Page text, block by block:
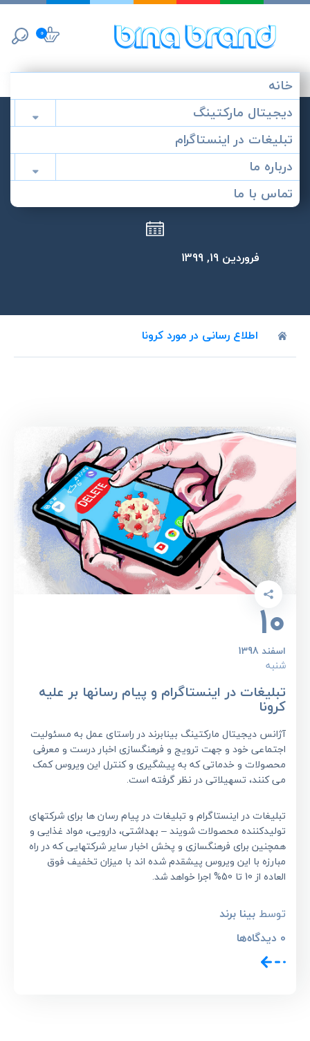
پرش
خانه
دیجیتال مارکتینگ

تبلیغات در اینستاگرام
درباره ما

تماس با ما
0
برچسب:اطلاع رسانی در مورد کرونا
فروردین 19, 1399
اطلاع رسانی در مورد کرونا
10
اسفند 1398
شنبه
تبلیغات در اینستاگرام و پیام رسانها بر علیه
کرونا
آژانس دیجیتال مارکتینگ بینابرند در راستای عمل به مسئولیت
اجتماعی خود و جهت ترویج و فرهنگسازی اخبار درست و معرفی
محصولات و خدماتی که به پیشگیری و کنترل این ویروس کمک
می کنند، تسهیلاتی در نظر گرفته است.
تبلیغات در اینستاگرام و تبلیغات در پیام رسان ها برای شرکتهای
تولیدکننده محصولات شویند – بهداشتی، دارویی، مواد غذایی و
همچنین برای فرهنگسازی و پخش اخبار سایر شرکتهایی که در راه
مبارزه با این ویروس پیشقدم شده اند با میزان تخفیف فوق
العاده از 10 تا 50% اجرا خواهد شد.
توسط بینا برند
0 دیدگاه‌ها